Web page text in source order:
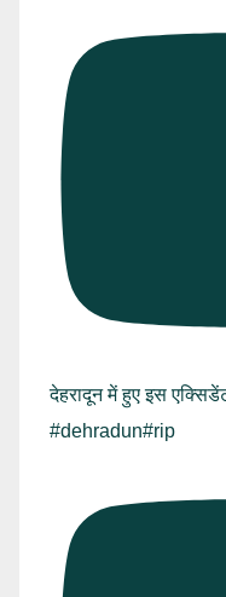
देहरादून में हुए इस
#dehradun#rip